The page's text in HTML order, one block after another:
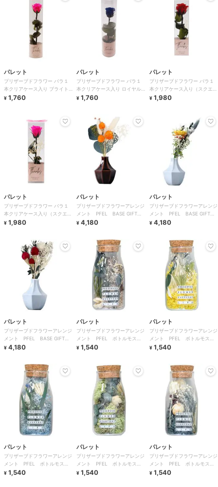
パレット
プリザーブドフラワー バラ１
本クリアケース入り ブライト
ピンク
¥ 1,760
パレット
プリザーブドフラワー バラ１
本クリアケース入り ロイヤル
ブルー
¥ 1,760
パレット
プリザーブドフラワー バラ１
本クリアケース入り（スクエ
ア）レッド
¥ 1,980
パレット
プリザーブドフラワー バラ１
本クリアケース入り（スクエ
ア）ブライトピンク
¥ 1,980
パレット
プリザーブドフラワーアレンジ
メント PFEL BASE GIFT
茶 千日紅オレンジ
¥ 4,180
パレット
プリザーブドフラワーアレンジ
メント PFEL BASE GIFT水
色 ヘリクリサムイエロー
¥ 4,180
パレット
プリザーブドフラワーアレンジ
メント PFEL BASE GIFT水
色 千日紅レッド
¥ 4,180
パレット
プリザーブドフラワーアレンジ
メント PFEL ボトルモス
アイスランドモス カフェオレ
¥ 1,540
パレット
プリザーブドフラワーアレンジ
メント PFEL ボトルモス
アイスランドモス マスタード
¥ 1,540
パレット
プリザーブドフラワーアレンジ
メント PFEL ボトルモス
アイスランドパウダーブルー
¥ 1,540
パレット
プリザーブドフラワーアレンジ
メント PFEL ボトルモス
アイスランドモス モスグリー
¥ 1,540
パレット
プリザーブドフラワーアレンジ
メント PFEL ボトルモス
アイスランドモス ネイビーグ
¥ 1,540